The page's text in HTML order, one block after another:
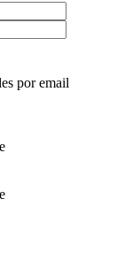
por email